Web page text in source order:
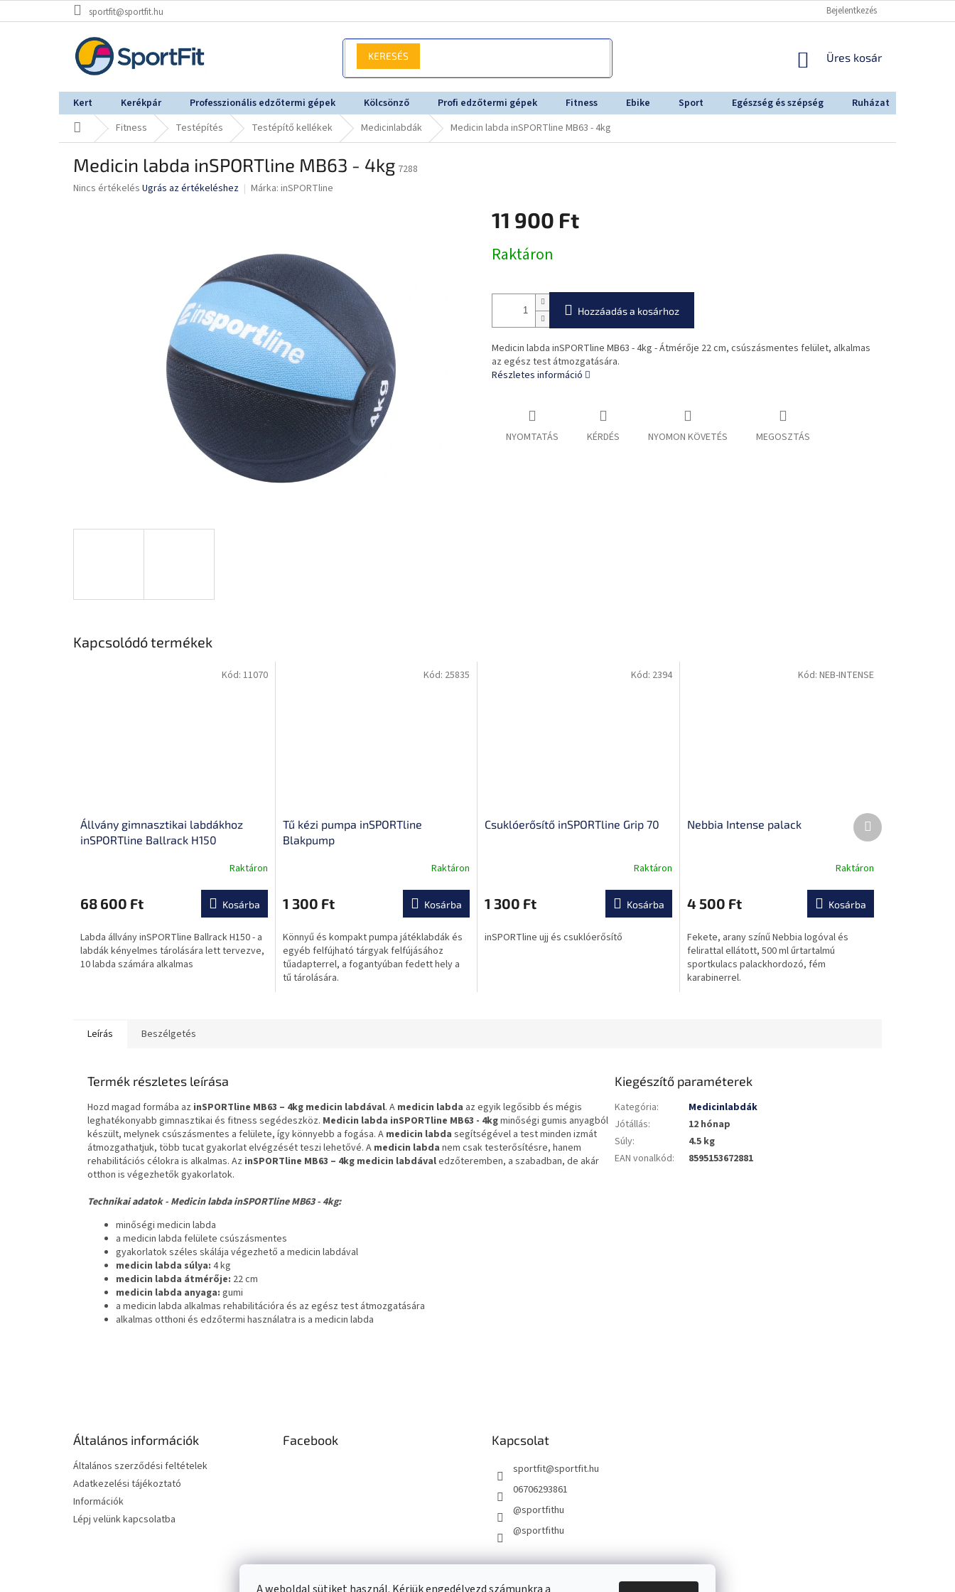
a
sportfit@sportfit.hu Bejelentkezés
KOSÁR
Üres kosár
Kert Kerékpár Professzionális edzőtermi gépek Kölcsönző Profi edzőtermi gépek Fitness Ebike Sport Egészség és szépség Ruházat
KezdőlapFitness Testépítés Testépítő kellékek Medicinlabdák Medicin labda inSPORTline MB63 - 4kg
Medicin labda inSPORTline MB63 - 4kg 7288
A
Nincs értékelés Ugrás az értékeléshez Márka: inSPORTline
11 900 Ft
Raktáron
Hozzáadás a kosárhoz
Medicin labda inSPORTline MB63 - 4kg - Átmérője 22 cm, csúszásmentes felület, alkalmas
az egész test átmozgatására.
Részletes információ
NYOMTATÁS KÉRDÉS NYOMON KÖVETÉS MEGOSZTÁS
Kapcsolódó termékek
Állvány gimnasztikai labdákhoz
inSPORTline Ballrack H150
Raktáron
68 600 Ft Kosárba
Labda állvány inSPORTline Ballrack H150 - a
labdák kényelmes tárolására lett tervezve,
10 labda számára alkalmas
Kód: 11070
Tű kézi pumpa inSPORTline
Blakpump
átlagos
értékelése
ből
0,0
csillag.
Raktáron
1 300 Ft Kosárba
Könnyű és kompakt pumpa játéklabdák és
egyéb felfújható tárgyak felfújásához
tűadapterrel, a fogantyúban fedett hely a
tű tárolására.
Kód: 25835
Csuklóerősítő inSPORTline Grip 70
átlagos
értékelése
ből
Raktáron
1 300 Ft Kosárba
inSPORTline ujj és csuklóerősítő
Kód: 2394
Nebbia Intense palack
Raktáron
4 500 Ft Kosárba
Fekete, arany színű Nebbia logóval és
felirattal ellátott, 500 ml űrtartalmú
sportkulacs palackhordozó, fém
karabinerrel.
Kód: NEB-INTENSE
Következő
termék
Leírás Beszélgetés
Termék részletes leírása
Hozd magad formába az inSPORTline MB63 – 4kg medicin labdával. A medicin labda az egyik legősibb és mégis
leghatékonyabb gimnasztikai és fitness segédeszköz. Medicin labda inSPORTline MB63 - 4kgminőségi gumis anyagból
készült, melynek csúszásmentes a felülete, így könnyebb a fogása. A medicin labda segítségével a test minden izmát
átmozgathatjuk, több tucat gyakorlat elvégzését teszi lehetővé. A medicin labda nem csak testerősítésre, hanem
rehabilitációs célokra is alkalmas. Az inSPORTline MB63 – 4kg medicin labdávaledzőteremben, a szabadban, de akár
otthon is végezhetők gyakorlatok.
Technikai adatok - Medicin labda inSPORTline MB63 - 4kg:
minőségi medicin labda
a medicin labda felülete csúszásmentes
gyakorlatok széles skálája végezhető a medicin labdával
medicin labda súlya: 4 kg
medicin labda átmérője: 22 cm
medicin labda anyaga: gumi
a medicin labda alkalmas rehabilitációra és az egész test átmozgatására
alkalmas otthoni és edzőtermi használatra is a medicin labda
Kiegészítő paraméterek
Kategória:
Medicinlabdák
Jótállás:
12 hónap
Súly:
4.5 kg
EAN vonalkód: 8595153672881
Általános információk
Általános szerződési feltételek
Adatkezelési tájékoztató
Információk
Lépj velünk kapcsolatba
Facebook Kapcsolat
sportfit@sportfit.hu
06706293861
@sportfithu
@sportfithu